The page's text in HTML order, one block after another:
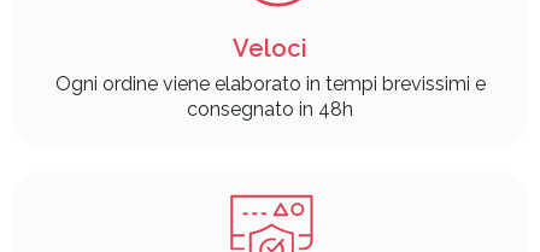
Veloci
Ogni ordine viene elaborato in tempi brevissimi e
consegnato in 48h